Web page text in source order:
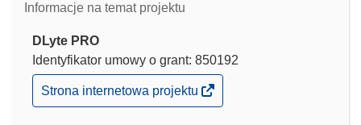
Informacje na temat projektu
DLyte PRO
Identyfikator umowy o grant: 850192
(odnośnik
otworzy
Strona internetowa projektu